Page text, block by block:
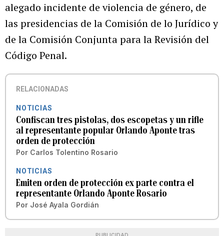
alegado incidente de violencia de género, de
las presidencias de la Comisión de lo Jurídico y
de la Comisión Conjunta para la Revisión del
Código Penal.
RELACIONADAS
NOTICIAS
Confiscan tres pistolas, dos escopetas y un rifle
al representante popular Orlando Aponte tras
orden de protección
Por Carlos Tolentino Rosario
NOTICIAS
Emiten orden de protección ex parte contra el
representante Orlando Aponte Rosario
Por José Ayala Gordián